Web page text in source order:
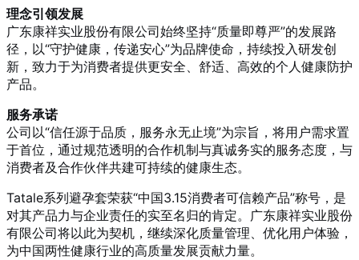
理念引领发展
广东康祥实业股份有限公司始终坚持“质量即尊严”的发展路
径，以“守护健康，传递安心”为品牌使命，持续投入研发创
新，致力于为消费者提供更安全、舒适、高效的个人健康防护
产品。
服务承诺
公司以“信任源于品质，服务永无止境”为宗旨，将用户需求置
于首位，通过规范透明的合作机制与真诚务实的服务态度，与
消费者及合作伙伴共建可持续的健康生态。
Tatale系列避孕套荣获“中国3.15消费者可信赖产品”称号，是
对其产品力与企业责任的实至名归的肯定。广东康祥实业股份
有限公司将以此为契机，继续深化质量管理、优化用户体验，
为中国两性健康行业的高质量发展贡献力量。